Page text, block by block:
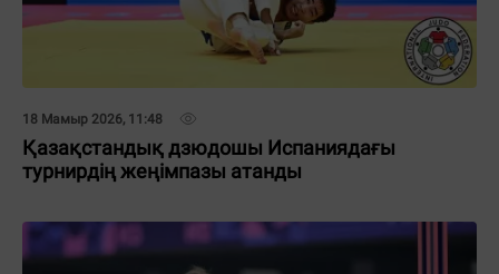
18 Мамыр 2026, 11:48
Қазақстандық дзюдошы Испаниядағы
турнирдің жеңімпазы атанды